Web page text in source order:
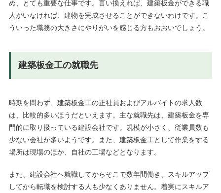
め、とても重要な仕事です。言い換えれば、建築板金ができる職
人がいなければ、建物を完成させることができないわけです。こ
ういった職務の大きさにやりがいを感じる方もおおいでしょう。
建築板金工の就職先
時期を問わず、建築板金工の正社員およびアルバイトの求人数
は、比較的多いほうだといえます。主な就職先は、建築板金を専
門的に取り扱っている建設会社です。規模が小さく、従業員数も
少ない会社が多いようです。また、建築板金工として作業をする
場所は現場のほか、自社の工場などとなります。
また、建設会社へ就職してからそこで数年間働き、スキルアップ
してから転職を検討する人も少なくありません。着実にスキルア